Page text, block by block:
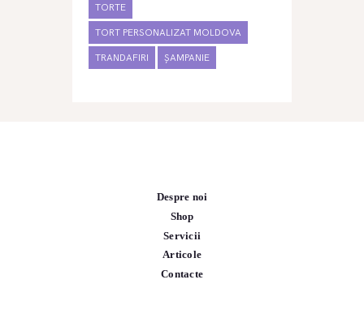
TORTE
TORT PERSONALIZAT MOLDOVA
TRANDAFIRI ȘAMPANIE
Despre noi
Shop
Servicii
Articole
Contacte